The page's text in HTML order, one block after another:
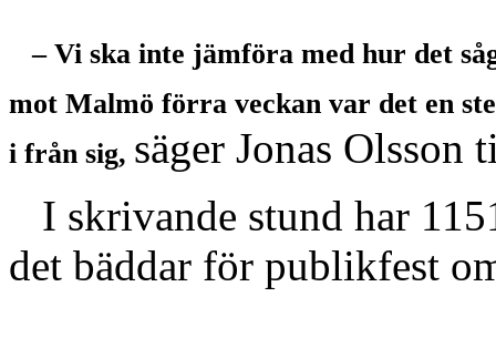
– Vi ska inte jämföra med hur det
mot Malmö förra veckan var det en
i från sig, säger Jonas
I skrivande stund har
det bäddar för publikfest